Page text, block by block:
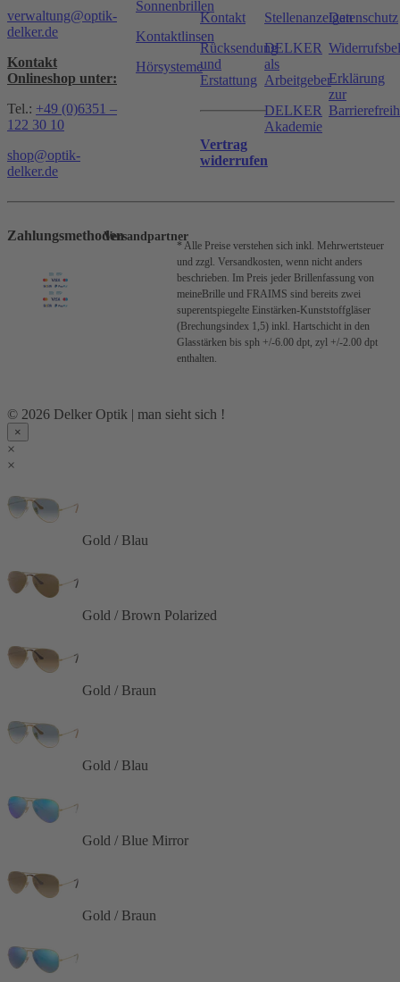
verwaltung@optik-
delker.de
Kontakt
Onlineshop unter:
Tel.: +49 (0)6351 –
122 30 10
shop@optik-
delker.de
Sonnenbrillen
Kontaktlinsen
Hörsysteme
Kontakt
Rücksendung
und
Erstattung
Vertrag
widerrufen
Stellenanzeigen
DELKER
als
Arbeitgeber
DELKER
Akademie
Datenschutz
Erklärung
zur
ZahlungsmethodenVersandpartner
* Alle Preise verstehen sich inkl. Mehrwertsteuer
und zzgl. Versandkosten, wenn nicht anders
beschrieben. Im Preis jeder Brillenfassung von
meineBrille und FRAIMS sind bereits zwei
superentspiegelte Einstärken-Kunststoffgläser
(Brechungsindex 1,5) inkl. Hartschicht in den
Glasstärken bis sph +/-6.00 dpt, zyl +/-2.00 dpt
enthalten.
© 2026 Delker Optik | man sieht sich !
×
×
×
Gold / Blau
Gold / Brown Polarized
Gold / Braun
Gold / Blau
Gold / Blue Mirror
Gold / Braun